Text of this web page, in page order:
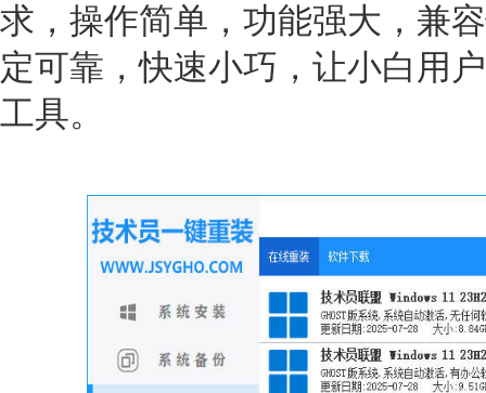
求，操作简单，功能强大，兼
定可靠，快速小巧，让小白用
工具。